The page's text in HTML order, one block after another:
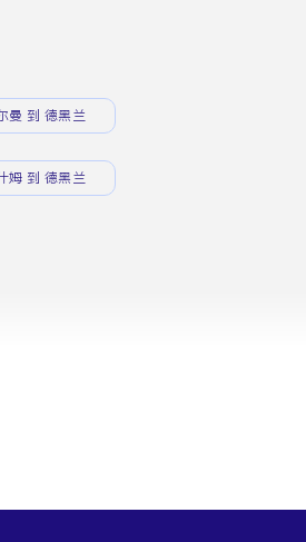
曼 到 德黑兰
姆 到 德黑兰